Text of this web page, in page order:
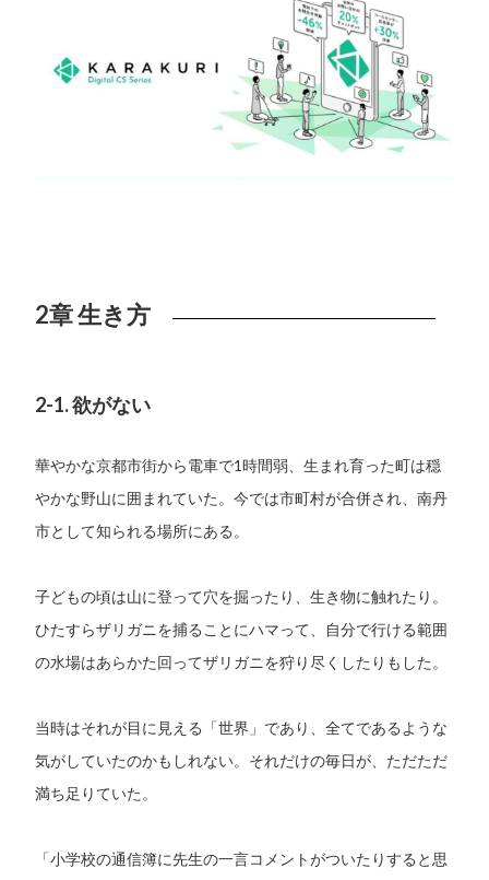
2章 生き方
2-1. 欲がない
華やかな京都市街から電車で1時間弱、生まれ育った町は穏
やかな野山に囲まれていた。今では市町村が合併され、南丹
市として知られる場所にある。
子どもの頃は山に登って穴を掘ったり、生き物に触れたり。
ひたすらザリガニを捕ることにハマって、自分で行ける範囲
の水場はあらかた回ってザリガニを狩り尽くしたりもした。
当時はそれが目に見える「世界」であり、全てであるような
気がしていたのかもしれない。それだけの毎日が、ただただ
満ち足りていた。
「小学校の通信簿に先生の一言コメントがついたりすると思